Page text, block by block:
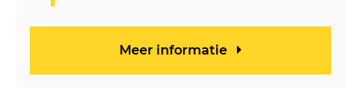
Meer informatie